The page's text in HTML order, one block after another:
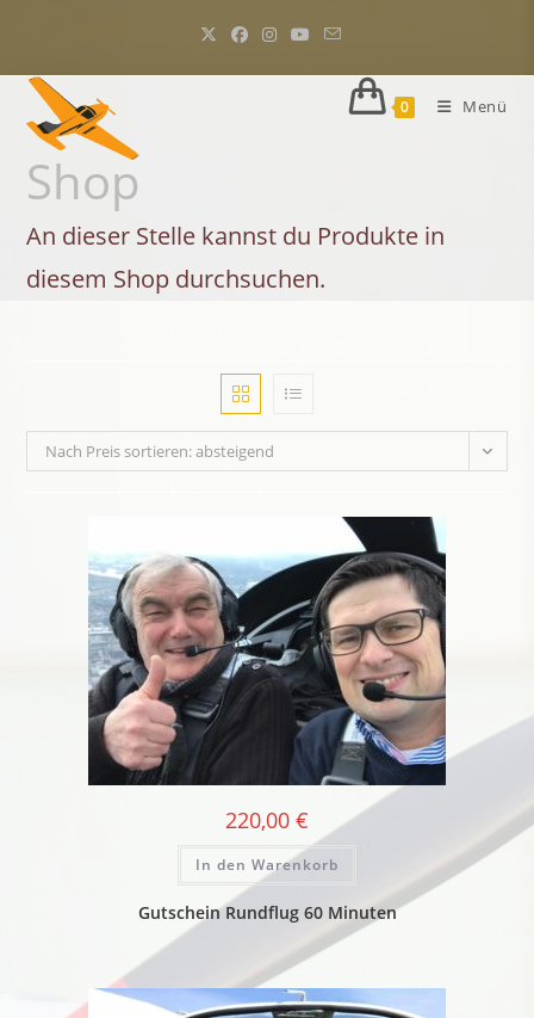
springen
0 Menü
Shop
An dieser Stelle kannst du Produkte in
diesem Shop durchsuchen.
Nach Preis sortieren: absteigend
220,00 €
In den Warenkorb
Gutschein Rundflug 60 Minuten